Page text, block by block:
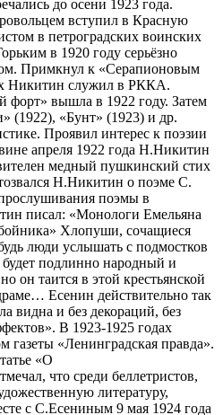
до осени 1923 года.
вступил в Красную
в петроградских воинских
в 1920 году серьёзно
Примкнул к «Серапионовым
Никитин служил в РККА.
форт» вышла в 1922 году. Затем
(1922), «Бунт» (1923) и др.
Проявил интерес к поэзии
апреля 1922 года Н.Никитин
медный пушкинский стих
Н.Никитин о поэме С.
поэмы в
писал: «Монологи Емельяна
Хлопуши, сочащиеся
люди услышать с подмостков
будет подлинно народный и
он таится в этой крестьянской
Есенин действительно так
видна и без декораций, без
В 1923-1925 годах
«Ленинградская правда».
«О
что среди беллетристов,
литературу,
с С.Есениным 9 мая 1924 года